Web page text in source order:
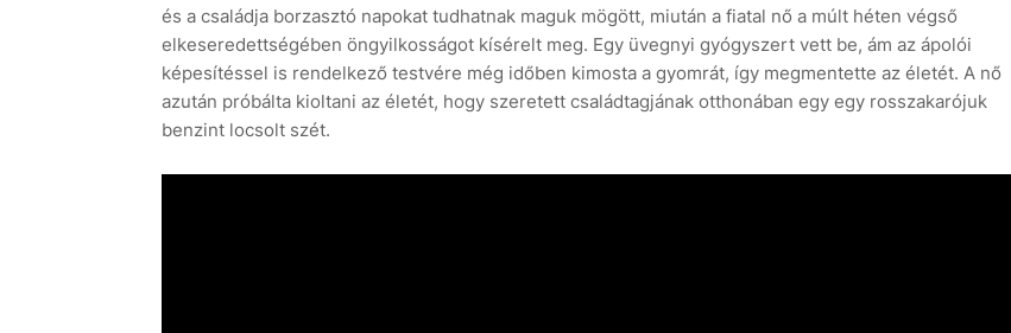
és a családja borzasztó napokat tudhatnak maguk mögött, miután a fiatal nő a múlt héten végső
elkeseredettségében öngyilkosságot kísérelt meg. Egy üvegnyi gyógyszert vett be, ám az ápolói
képesítéssel is rendelkező testvére még időben kimosta a gyomrát, így megmentette az életét. A nő
azután próbálta kioltani az életét, hogy szeretett családtagjának otthonában egy egy rosszakarójuk
benzint locsolt szét.